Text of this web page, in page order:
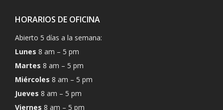
HORARIOS DE OFICINA
Abierto 5 días a la semana:
Lunes 8 am – 5 pm
Martes 8 am – 5 pm
Miércoles 8 am – 5 pm
Jueves 8 am – 5 pm
Viernes 8 am – 5 pm